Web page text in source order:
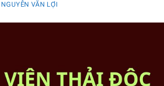
NGUYỄN VĂN LỢI